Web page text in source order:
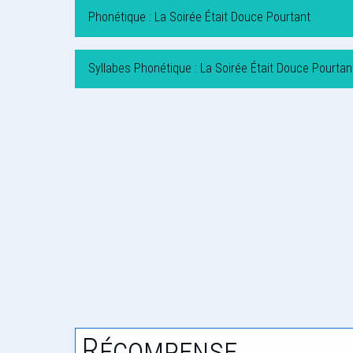
Phonétique : La Soirée Était Douce Pourtant
Syllabes Phonétique : La Soirée Était Douce